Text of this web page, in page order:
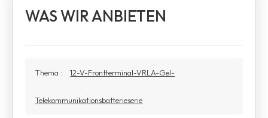
WAS WIR ANBIETEN
Thema : 12-V-Frontterminal-VRLA-Gel-
Telekommunikationsbatterieserie